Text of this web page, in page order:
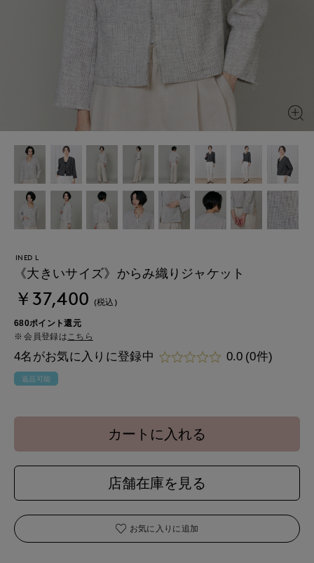
INED L
《大きいサイズ》からみ織りジャケット
￥37,400 (税込)
680ポイント還元
会員登録は こちら
4名がお気に入りに登録中 0.0 (0件)
返品可能
カートに入れる
店舗在庫を見る
お気に入りに追加